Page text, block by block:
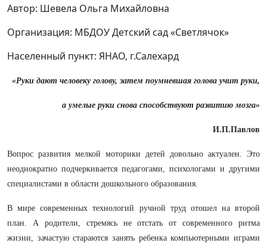
Автор: Шевела Ольга Михайловна
Организация: МБДОУ Детский сад «Светлячок»
Населенный пункт: ЯНАО, г.Салехард
«Руки дают человеку голову, затем поумневшая голова учит руки,
а умелые руки снова способствуют развитию мозга»
И.П.Павлов
Вопрос развития мелкой моторики детей довольно актуален. Это
неоднократно подчеркивается педагогами, психологами и другими
специалистами в области дошкольного образования.
В мире современных технологий ручной труд отошел на второй
план. А родители, стремясь не отстать от современного ритма
жизни, зачастую стараются занять ребенка компьютерными играми